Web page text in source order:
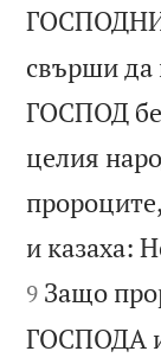
свърши да
ГОСПОД
целия
и казаха:
9 Защо
ГОСПОДА и